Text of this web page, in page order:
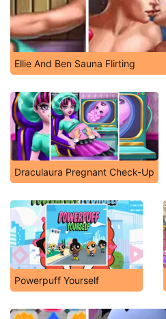
Ellie And Ben Sauna Flirting
Draculaura Pregnant Check-Up
Powerpuff Yourself